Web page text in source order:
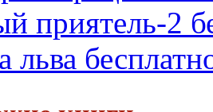
приятель-2
льва